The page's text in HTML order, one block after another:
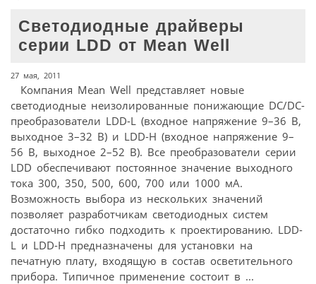
Светодиодные драйверы
серии LDD от Mean Well
27 мая, 2011
Компания Mean Well представляет новые
светодиодные неизолированные понижающие DC/DC-
преобразователи LDD-L (входное напряжение 9–36 В,
выходное 3–32 В) и LDD-H (входное напряжение 9–
56 В, выходное 2–52 В). Все преобразователи серии
LDD обеспечивают постоянное значение выходного
тока 300, 350, 500, 600, 700 или 1000 мА.
Возможность выбора из нескольких значений
позволяет разработчикам светодиодных систем
достаточно гибко подходить к проектированию. LDD-
L и LDD-H предназначены для установки на
печатную плату, входящую в состав осветительного
прибора. Типичное применение состоит в ...